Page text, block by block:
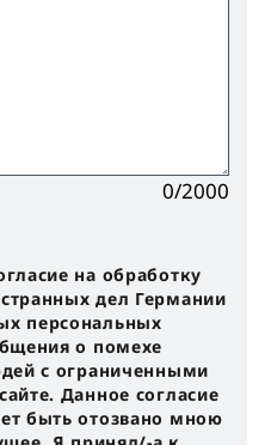
0/2000
на обработку
дел Германии
персональных
о помехе
с ограниченными
Данное согласие
быть отозвано мною